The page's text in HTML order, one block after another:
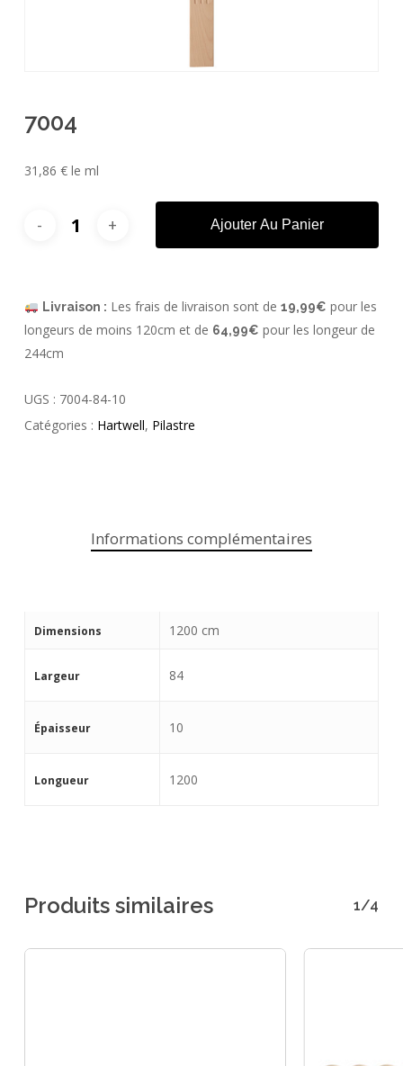
7004
31,86 €le ml
Ajouter Au Panier
Livraison : Les frais de livraison sont de 19,99€ pour les
longeurs de moins 120cm et de 64,99€ pour les longeur de
244cm
UGS : 7004-84-10
Catégories : Hartwell, Pilastre
Informations complémentaires
Dimensions 1200 cm
Largeur 84
Épaisseur 10
Longueur 1200
Produits similaires 1/4